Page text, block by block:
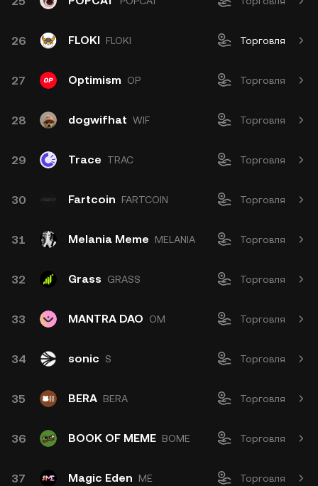
26 FLOKI FLOKI Торговля
27 Optimism OP Торговля
28 dogwifhat WIF Торговля
29 Trace TRAC Торговля
30 Fartcoin FARTCOIN Торговля
31 Melania Meme MELANIA Торговля
32 Grass GRASS Торговля
33 MANTRA DAO OM Торговля
34 sonic S Торговля
35 BERA BERA Торговля
36 BOOK OF MEME BOME Торговля
37 Magic Eden ME Торговля